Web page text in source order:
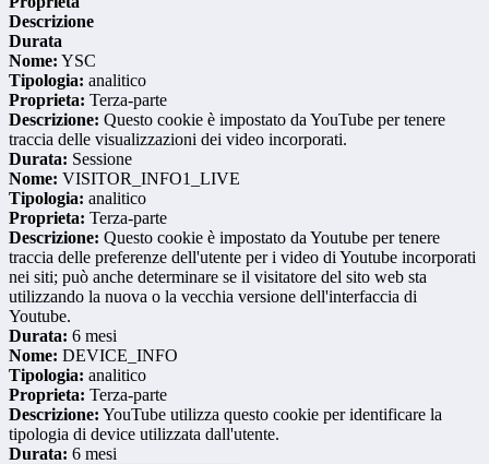
Descrizione
Durata
Nome: YSC
Tipologia: analitico
Proprieta: Terza-parte
Descrizione: Questo cookie è impostato da YouTube per tenere
traccia delle visualizzazioni dei video incorporati.
Durata: Sessione
Nome: VISITOR_INFO1_LIVE
Tipologia: analitico
Proprieta: Terza-parte
Descrizione: Questo cookie è impostato da Youtube per tenere
traccia delle preferenze dell'utente per i video di Youtube incorporati
nei siti; può anche determinare se il visitatore del sito web sta
utilizzando la nuova o la vecchia versione dell'interfaccia di
Youtube.
Durata: 6 mesi
Nome: DEVICE_INFO
Tipologia: analitico
Proprieta: Terza-parte
Descrizione: YouTube utilizza questo cookie per identificare la
tipologia di device utilizzata dall'utente.
Durata: 6 mesi